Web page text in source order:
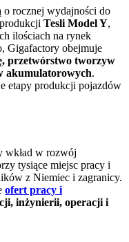
o rocznej wydajności do
Tesli Model Y,
ilościach na rynek
Gigafactory obejmuje
przetwórstwo tworzyw
akumulatorowych.
etapy produkcji pojazdów
wkład w rozwój
tysiące miejsc pracy i
z Niemiec i zagranicy.
ofert pracy i
inżynierii, operacji i